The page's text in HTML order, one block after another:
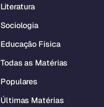
Literatura
Sociologia
Educação Física
Todas as Matérias
Populares
Últimas Matérias